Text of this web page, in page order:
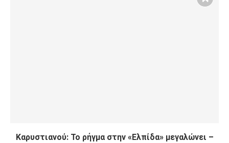
Καρυστιανού: Το ρήγμα στην «Ελπίδα» μεγαλώνει –